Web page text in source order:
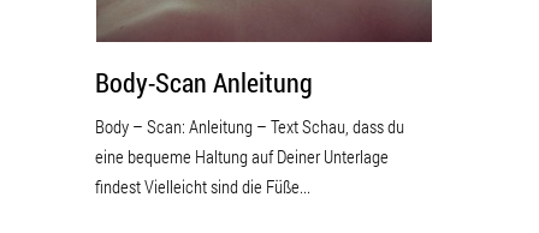
Body-Scan Anleitung
Body – Scan: Anleitung – Text Schau, dass du
eine bequeme Haltung auf Deiner Unterlage
findest Vielleicht sind die Füße...